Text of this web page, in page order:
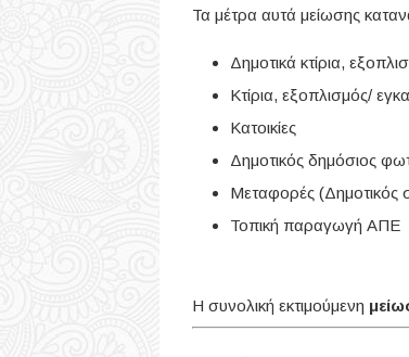
Τα μέτρα αυτά μείωσης
Δημοτικά κτίρια,
Κτίρια, εξοπλισμός/
Κατοικίες
Δημοτικός δημόσιος
Μεταφορές (Δημοτικός
Τοπική παραγωγή ΑΠΕ
Η συνολική εκτιμούμενη